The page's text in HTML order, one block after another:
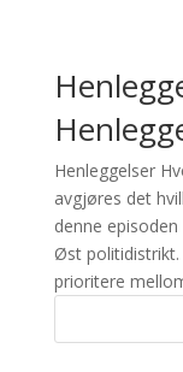
Henleggelser
avgjøres det
denne
Øst
prioritere